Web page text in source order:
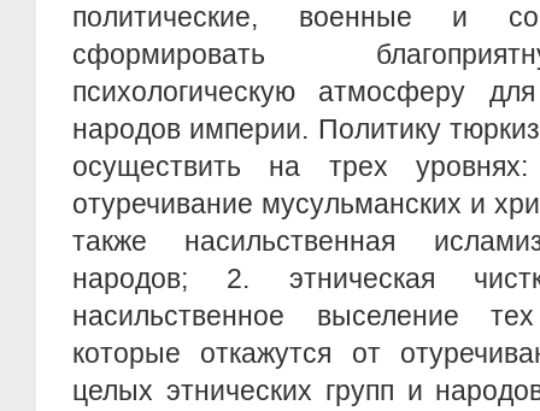
политические, военные и
сформировать
психологическую атмосферу
народов империи. Политику
осуществить на трех
отуречивание мусульманских и
также насильственная
народов; 2. этническая
насильственное выселение
которые откажутся от
целых этнических групп и